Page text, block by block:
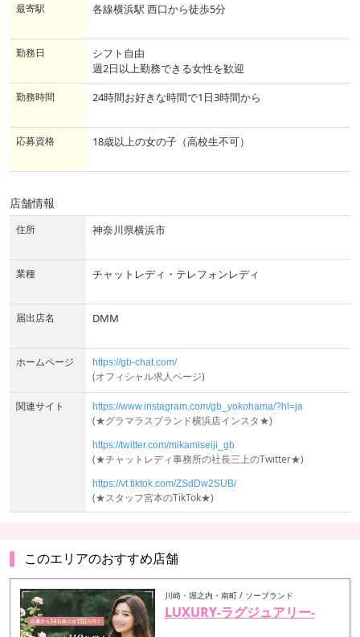
最寄駅 各線横浜駅 西口から徒歩5分
勤務日
シフト自由
週2日以上勤務できる女性を歓迎
勤務時間 24時間お好きな時間で1日3時間から
応募資格 18歳以上の女の子（高校生不可）
店舗情報
住所 神奈川県横浜市
業種 チャットレディ・テレフォンレディ
届出店名 DMM
ホームページ https://gb-chat.com/
(オフィシャル求人ページ)
関連サイト https://www.instagram.com/gb_yokohama/?hl=ja
(★グラマラスブランド横浜店インスタ★)
https://twitter.com/mikamiseiji_gb
(★チャットレディ事務所の社長三上のTwitter★)
https://vt.tiktok.com/ZSdDw2SUB/
(★スタッフ宮本のTikTok★)
このエリアのおすすめ店舗
川崎・堀之内・南町 / ソープランド
LUXURY-ラグジュアリー-